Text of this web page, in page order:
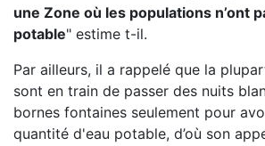
une Zone où les populations n’ont
potable" estime t-il.
Par ailleurs, il a rappelé que la
sont en train de passer des nuits
bornes fontaines seulement pour
quantité d'eau potable, d’où son